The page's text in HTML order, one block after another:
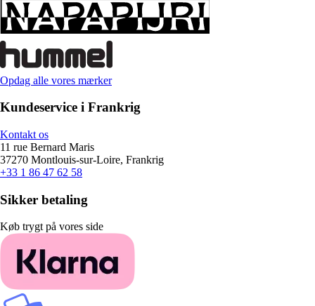
Opdag alle vores mærker
Kundeservice i Frankrig
Kontakt os
11 rue Bernard Maris
37270 Montlouis-sur-Loire, Frankrig
+33 1 86 47 62 58
Sikker betaling
Køb trygt på vores side